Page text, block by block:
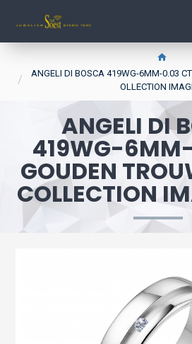
ANGELI DI BOSCA 419WG-6MM-0.03
OLLECTION
ANGELI DI
419WG-
GOUDEN
COLLECTION